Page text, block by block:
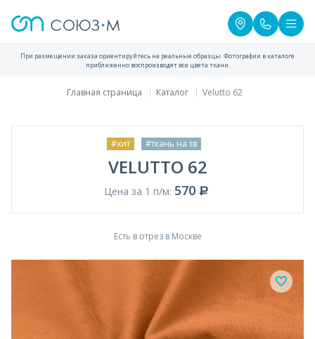
При размещении заказа ориентируйтесь на реальные образцы. Фотографии в каталоге
приближенно воспроизводят все цвета ткани.
Главная страница Каталог Velutto 62
#хит #ткань на тв
VELUTTO 62
Цена за 1 п/м: 570
Есть в отрез в Москве